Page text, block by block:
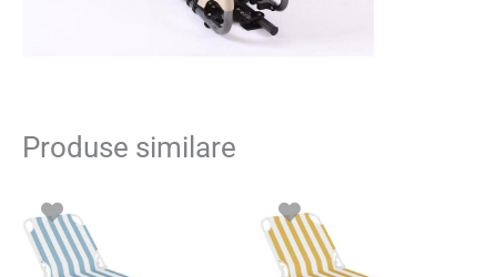
Produse similare